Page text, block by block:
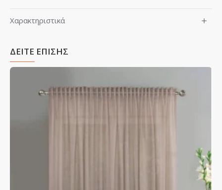
Χαρακτηριστικά
ΔΕΙΤΕ ΕΠΙΣΗΣ